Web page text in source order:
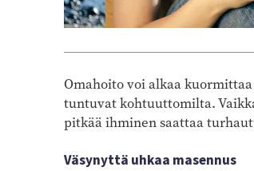
Omahoito voi alkaa
tuntuvat kohtuuttomilta.
pitkää ihminen saattaa
Väsynyttä uhkaa masennus